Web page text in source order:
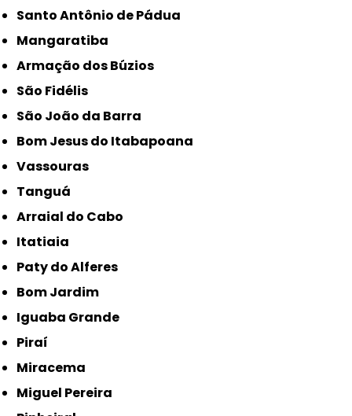
Santo Antônio de Pádua
Mangaratiba
Armação dos Búzios
São Fidélis
São João da Barra
Bom Jesus do Itabapoana
Vassouras
Tanguá
Arraial do Cabo
Itatiaia
Paty do Alferes
Bom Jardim
Iguaba Grande
Piraí
Miracema
Miguel Pereira